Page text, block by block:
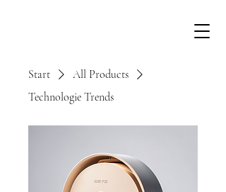
Start
All Products
Technologie Trends